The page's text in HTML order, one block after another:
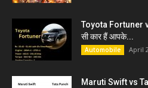
Toyota Fortuner
सी कार हैं आपके...
Automobile April
Maruti Swift vs